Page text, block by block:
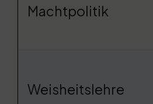
Machtpolitik
Weisheitslehre